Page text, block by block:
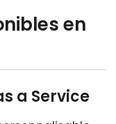
en
a Service